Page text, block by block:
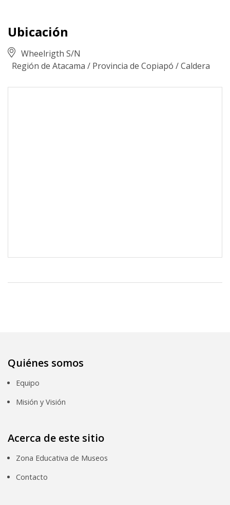
Ubicación
Wheelrigth S/N
Región de Atacama / Provincia de Copiapó /Caldera
Quiénes somos
Equipo
Misión y Visión
Acerca de este sitio
Zona Educativa de Museos
Contacto